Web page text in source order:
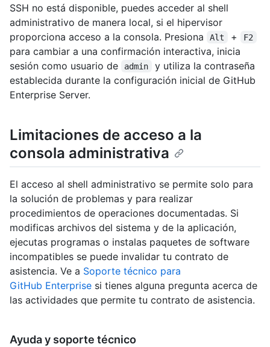
SSH no está disponible, puedes acceder al shell
administrativo de manera local, si el hipervisor
proporciona acceso a la consola. Presiona
Alt + F2
para cambiar a una confirmación interactiva, inicia
sesión como usuario de
admin
y utiliza la contraseña
establecida durante la configuración inicial de GitHub
Enterprise Server.
Limitaciones de acceso a la
consola administrativa
El acceso al shell administrativo se permite solo para
la solución de problemas y para realizar
procedimientos de operaciones documentadas. Si
modificas archivos del sistema y de la aplicación,
ejecutas programas o instalas paquetes de software
incompatibles se puede invalidar tu contrato de
asistencia. Ve a Soporte técnico para
GitHub Enterprise si tienes alguna pregunta acerca de
las actividades que permite tu contrato de asistencia.
Ayuda y soporte técnico